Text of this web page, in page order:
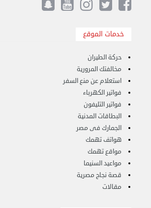
نقل عفش الكويت 50636444 فك وتركيب ايكيا محلي ...
الإثنين 26 أغسطس 2024 11:31 ص
خدمات الموقع
حركة الطيران
مخالفتك المرورية
استعلام عن منع السفر
فواتير الكهرباء
فواتير التليفون
البطاقات المدنية
الجمارك فى مصر
هواتف تهمك
مواقع تهمك
مواعيد السنيما
قصة نجاح مصرية
مقالات